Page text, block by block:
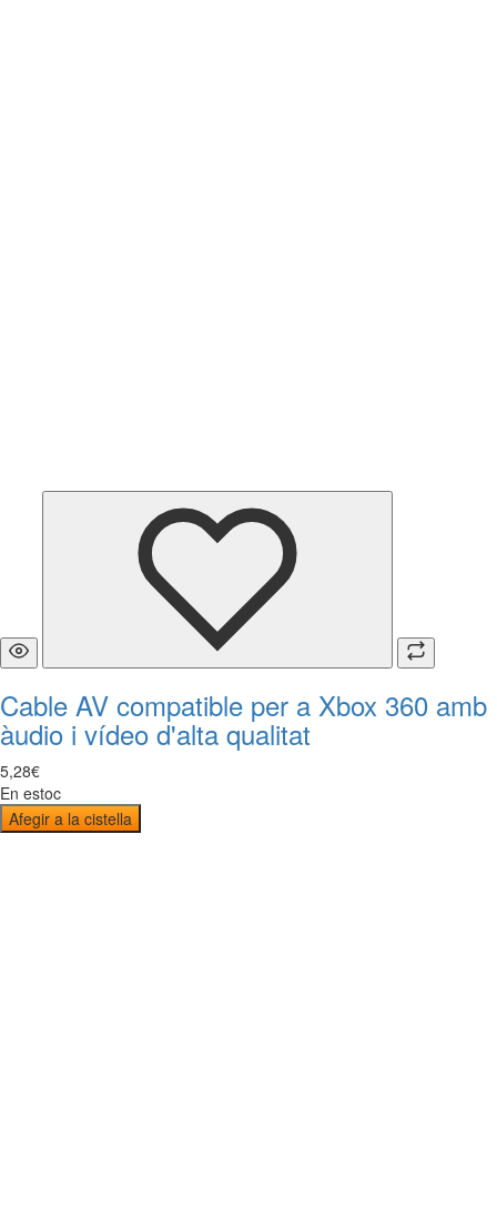
Cable AV compatible per a Xbox 360 amb
àudio i vídeo d'alta qualitat
5,28€
En estoc
Afegir a la cistella